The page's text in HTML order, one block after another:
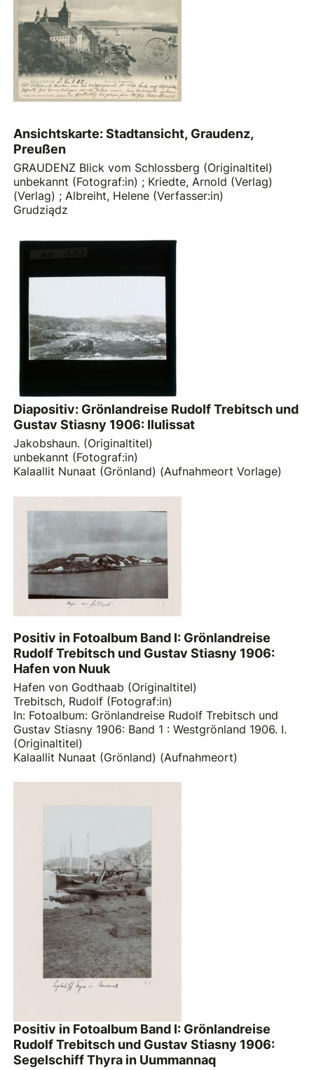
Ansichtskarte: Stadtansicht, Graudenz,
Preußen
GRAUDENZ Blick vom Schlossberg (Originaltitel)
unbekannt (Fotograf:in) ; Kriedte, Arnold (Verlag)
(Verlag) ; Albreiht, Helene (Verfasser:in)
Grudziądz
Diapositiv: Grönlandreise Rudolf Trebitsch und
Gustav Stiasny 1906: Ilulissat
Jakobshaun. (Originaltitel)
unbekannt (Fotograf:in)
Kalaallit Nunaat (Grönland) (Aufnahmeort Vorlage)
Positiv in Fotoalbum Band I: Grönlandreise
Rudolf Trebitsch und Gustav Stiasny 1906:
Hafen von Nuuk
Hafen von Godthaab (Originaltitel)
Trebitsch, Rudolf (Fotograf:in)
In: Fotoalbum: Grönlandreise Rudolf Trebitsch und
Gustav Stiasny 1906: Band 1 : Westgrönland 1906. I.
(Originaltitel)
Kalaallit Nunaat (Grönland) (Aufnahmeort)
Positiv in Fotoalbum Band I: Grönlandreise
Rudolf Trebitsch und Gustav Stiasny 1906:
Segelschiff Thyra in Uummannaq